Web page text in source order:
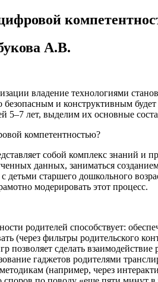
А.В.
владение технологиями
безопасным и конструктивным
5–7 лет, выделим их основные
компетентностью?
собой комплекс знаний и
данных, заниматься
старшего дошкольного
модерировать этот процесс.
родителей способствует:
(через фильтры родительского
позволяет сделать
гаджетов родителями
(например, через